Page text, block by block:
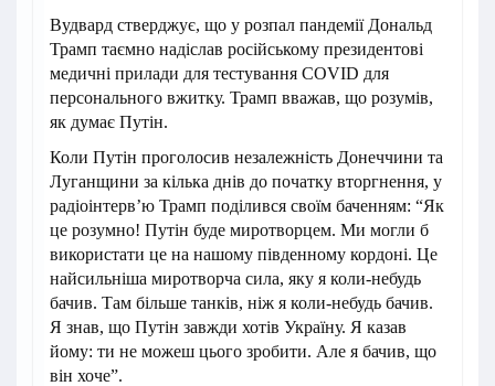
Вудвард стверджує, що у розпал пандемії Дональд
Трамп таємно надіслав російському президентові
медичні прилади для тестування COVID для
персонального вжитку. Трамп вважав, що розумів,
як думає Путін.
Коли Путін проголосив незалежність Донеччини та
Луганщини за кілька днів до початку вторгнення, у
радіоінтервʼю Трамп поділився своїм баченням: “Як
це розумно! Путін буде миротворцем. Ми могли б
використати це на нашому південному кордоні. Це
найсильніша миротворча сила, яку я коли-небудь
бачив. Там більше танків, ніж я коли-небудь бачив.
Я знав, що Путін завжди хотів Україну. Я казав
йому: ти не можеш цього зробити. Але я бачив, що
він хоче”.